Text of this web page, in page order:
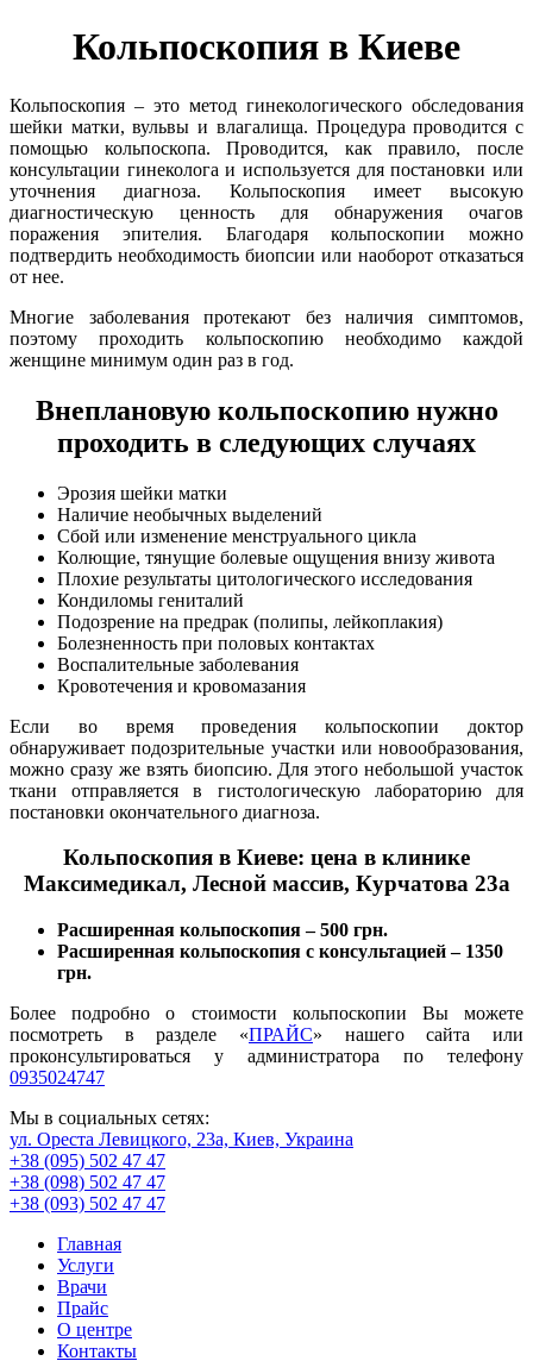
Кольпоскопия в Киеве
Кольпоскопия – это метод гинекологического обследования
шейки матки, вульвы и влагалища. Процедура проводится с
помощью кольпоскопа. Проводится, как правило, после
консультации гинеколога и используется для постановки или
уточнения диагноза. Кольпоскопия имеет высокую
диагностическую ценность для обнаружения очагов
поражения эпителия. Благодаря кольпоскопии можно
подтвердить необходимость биопсии или наоборот отказаться
от нее.
Многие заболевания протекают без наличия симптомов,
поэтому проходить кольпоскопию необходимо каждой
женщине минимум один раз в год.
Внеплановую кольпоскопию нужно
проходить в следующих случаях
Эрозия шейки матки
Наличие необычных выделений
Сбой или изменение менструального цикла
Колющие, тянущие болевые ощущения внизу живота
Плохие результаты цитологического исследования
Кондиломы гениталий
Подозрение на предрак (полипы, лейкоплакия)
Болезненность при половых контактах
Воспалительные заболевания
Кровотечения и кровомазания
Если во время проведения кольпоскопии доктор
обнаруживает подозрительные участки или новообразования,
можно сразу же взять биопсию. Для этого небольшой участок
ткани отправляется в гистологическую лабораторию для
постановки окончательного диагноза.
Кольпоскопия в Киеве: цена в клинике
Максимедикал, Лесной массив, Курчатова 23а
Расширенная кольпоскопия – 500 грн.
Расширенная кольпоскопия с консультацией – 1350
грн.
Более подробно о стоимости кольпоскопии Вы можете
посмотреть в разделе «ПРАЙС» нашего сайта или
проконсультироваться у администратора по телефону
0935024747
Мы в социальных сетях:
ул. Ореста Левицкого, 23а, Киев, Украина
+38 (095) 502 47 47
+38 (098) 502 47 47
+38 (093) 502 47 47
Главная
Услуги
Врачи
Прайс
О центре
Контакты